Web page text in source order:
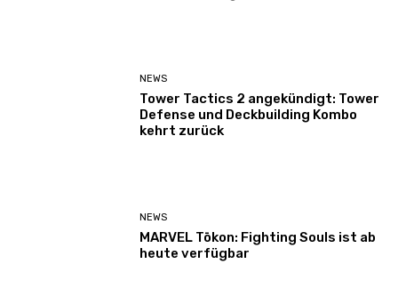
NEWS
Tower Tactics 2 angekündigt: Tower
Defense und Deckbuilding Kombo
kehrt zurück
NEWS
MARVEL Tōkon: Fighting Souls ist ab
heute verfügbar